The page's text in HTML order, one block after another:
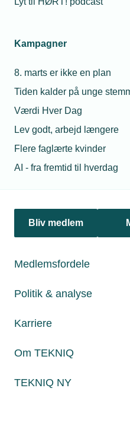
Kampagner
8. marts er ikke en plan
Tiden kalder på unge
Værdi Hver Dag
Lev godt, arbejd længere
Flere faglærte kvinder
AI - fra fremtid til hverdag
Bliv medlem
Medlemsfordele
Politik & analyse
Karriere
Om TEKNIQ
TEKNIQ NY
Regelændringer rammer
lyder det fra TEKNIQ